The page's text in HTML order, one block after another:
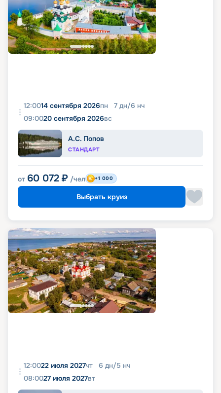
12:0014 сентября 2026пн 7 дн/6 нч
09:0020 сентября 2026вс
А.С. Попов
СТАНДАРТ
от 60 072 ₽ /чел +1 000
Выбрать круиз
12:0022 июля 2027чт 6 дн/5 нч
08:0027 июля 2027вт